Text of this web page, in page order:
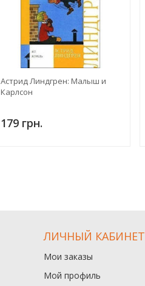
Астрид Линдгрен: Малыш и
Карлсон
179 грн.
ЛИЧНЫЙ КАБИНЕТ
Мои заказы
Мой профиль